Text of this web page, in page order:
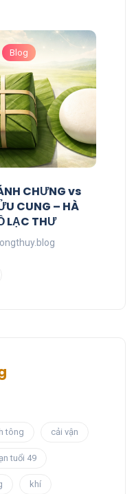
Blog
CHƯNG vs
CUNG – HÀ
LẠC THƯ
tông cải vận
tuổi 49
khí